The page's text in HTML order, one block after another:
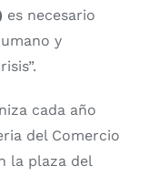
es necesario
y
cada año
del Comercio
la plaza del